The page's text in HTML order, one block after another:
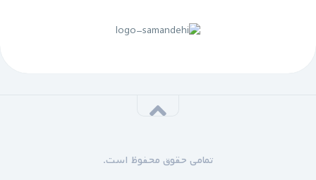
محمد منصورمقدمتمامی حقوق محفوظ است.